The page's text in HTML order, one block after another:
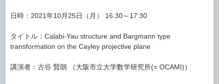
日時：2021年10月25日（月） 16:30～17:30
タイトル：Calabi-Yau structure and Bargmann type
transformation on the Cayley projective plane
講演者：古谷 賢朗 （大阪市立大学数学研究所(= OCAMI)）